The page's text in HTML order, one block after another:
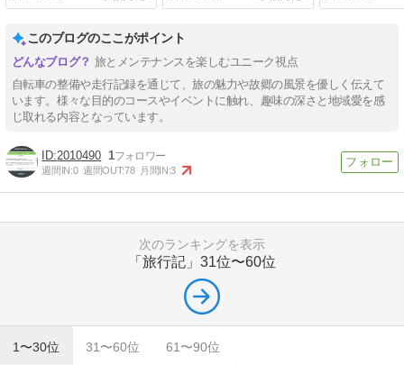
このブログのここがポイント
旅とメンテナンスを楽しむユニーク視点
自転車の整備や走行記録を通じて、旅の魅力や故郷の風景を優しく伝えて
います。様々な目的のコースやイベントに触れ、趣味の深さと地域愛を感
じ取れる内容となっています。
2010490 1
週間IN:0 週間OUT:78 月間IN:3
次のランキングを表示
「旅行記」 31位〜60位
1〜30位 31〜60位 61〜90位